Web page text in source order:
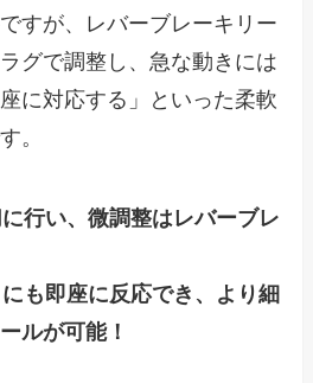
すが、レバーブレーキリー
グで調整し、急な動きには
に対応する」といった柔軟
。
行い、微調整はレバーブレ
も即座に反応でき、より細
ルが可能！